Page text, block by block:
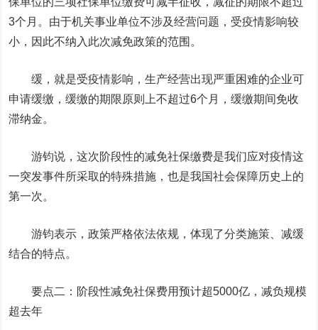
3个月。由于机关事业单位不涉及经营问题，受疫情影响较
小，因此不纳入此次减免政策的范围。
缓，就是受疫情影响，生产经营出现严重困难的企业可
申请缓缴，缓缴的期限原则上不超过6个月，缓缴期间免收
滞纳金。
游钧说，这次阶段性的减免社保缴费是我们应对疫情这
一突发事件所采取的特殊措施，也是我国社会保障历史上的
第一次。
游钧表示，政策严格依法依规，体现了分类施策、减缓
结合的特点。
要点二：阶段性减免社保费用预计超5000亿，减负规模
超去年